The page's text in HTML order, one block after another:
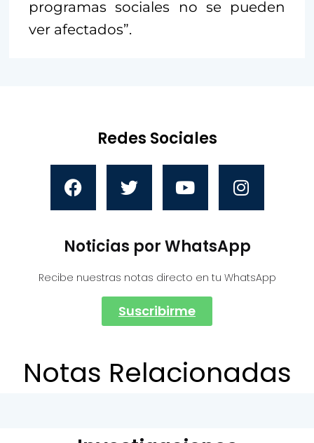
programas sociales no se pueden
ver afectados”.
Redes Sociales
Noticias por WhatsApp
Recibe nuestras notas directo en tu WhatsApp
Suscribirme
Notas Relacionadas